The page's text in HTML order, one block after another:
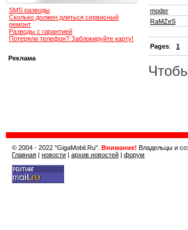
SMS разводы
Сколько должен длиться сервисный
ремонт
Разводы с гарантией
Потеряли телефон? Заблокируйте карту!
Реклама
moder
RaMZeS
Pages: 1
© 2004 - 2022 "GigaMobil.Ru". Внимание! Владельцы и
Главная | новости | архив новостей | форум